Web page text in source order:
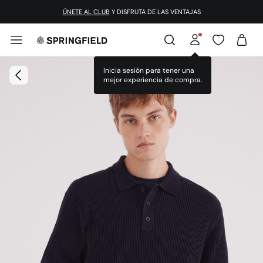
ÚNETE AL CLUB Y DISFRUTA DE LAS VENTAJAS
Inicia sesión para tener una
mejor experiencia de compra.